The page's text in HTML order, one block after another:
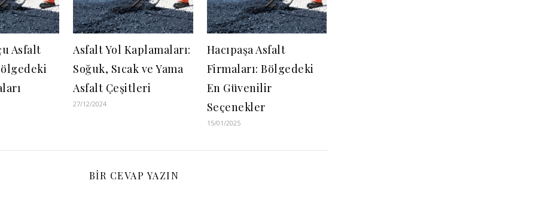
Asfalt
Asfalt Yol Kaplamaları:
Soğuk, Sıcak ve Yama
Asfalt Çeşitleri
27/12/2024
Hacıpaşa Asfalt
Firmaları: Bölgedeki
En Güvenilir
Seçenekler
15/01/2025
BIR CEVAP YAZIN